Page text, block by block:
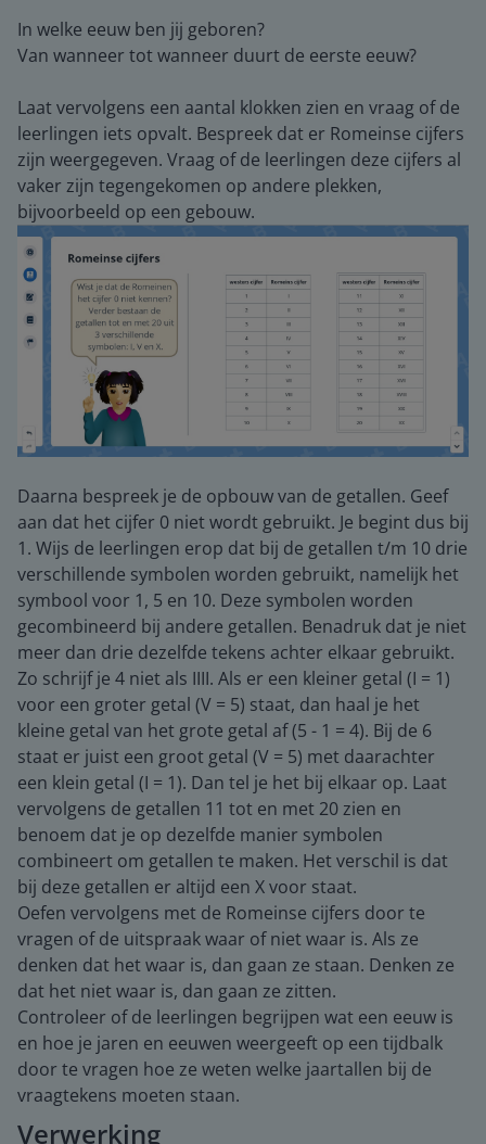
In welke eeuw ben jij geboren?
Van wanneer tot wanneer duurt de eerste eeuw?
Laat vervolgens een aantal klokken zien en vraag of de
leerlingen iets opvalt. Bespreek dat er Romeinse cijfers
zijn weergegeven. Vraag of de leerlingen deze cijfers al
vaker zijn tegengekomen op andere plekken,
bijvoorbeeld op een gebouw.
Daarna bespreek je de opbouw van de getallen. Geef
aan dat het cijfer 0 niet wordt gebruikt. Je begint dus bij
1. Wijs de leerlingen erop dat bij de getallen t/m 10 drie
verschillende symbolen worden gebruikt, namelijk het
symbool voor 1, 5 en 10. Deze symbolen worden
gecombineerd bij andere getallen. Benadruk dat je niet
meer dan drie dezelfde tekens achter elkaar gebruikt.
Zo schrijf je 4 niet als IIII. Als er een kleiner getal (I = 1)
voor een groter getal (V = 5) staat, dan haal je het
kleine getal van het grote getal af (5 - 1 = 4). Bij de 6
staat er juist een groot getal (V = 5) met daarachter
een klein getal (I = 1). Dan tel je het bij elkaar op. Laat
vervolgens de getallen 11 tot en met 20 zien en
benoem dat je op dezelfde manier symbolen
combineert om getallen te maken. Het verschil is dat
bij deze getallen er altijd een X voor staat.
Oefen vervolgens met de Romeinse cijfers door te
vragen of de uitspraak waar of niet waar is. Als ze
denken dat het waar is, dan gaan ze staan. Denken ze
dat het niet waar is, dan gaan ze zitten.
Controleer of de leerlingen begrijpen wat een eeuw is
en hoe je jaren en eeuwen weergeeft op een tijdbalk
door te vragen hoe ze weten welke jaartallen bij de
vraagtekens moeten staan.
Verwerking